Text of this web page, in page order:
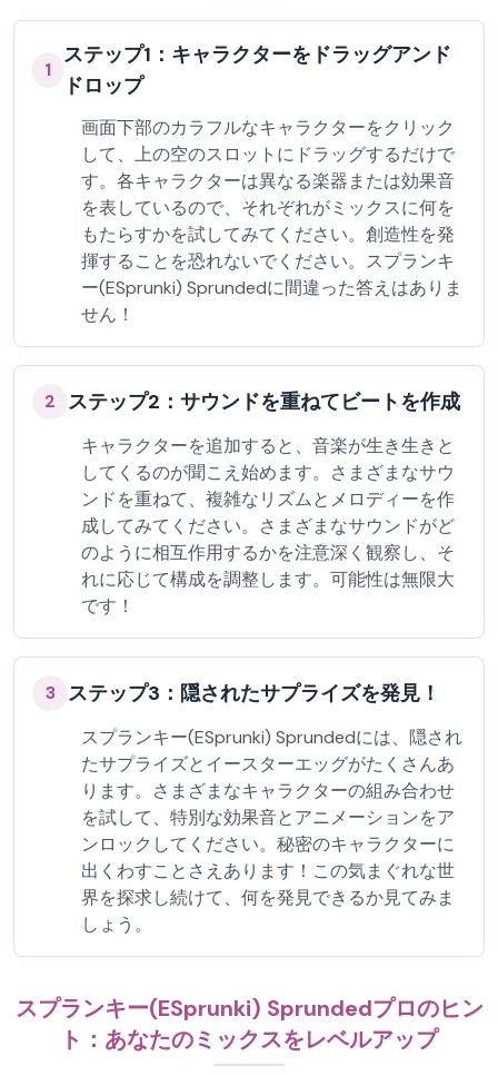
1
ステップ1：キャラクターをドラッグアンド
ドロップ
画面下部のカラフルなキャラクターをクリック
して、上の空のスロットにドラッグするだけで
す。各キャラクターは異なる楽器または効果音
を表しているので、それぞれがミックスに何を
もたらすかを試してみてください。創造性を発
揮することを恐れないでください。スプランキ
ー(ESprunki) Sprundedに間違った答えはありま
せん！
2 ステップ2：サウンドを重ねてビートを作成
キャラクターを追加すると、音楽が生き生きと
してくるのが聞こえ始めます。さまざまなサウ
ンドを重ねて、複雑なリズムとメロディーを作
成してみてください。さまざまなサウンドがど
のように相互作用するかを注意深く観察し、そ
れに応じて構成を調整します。可能性は無限大
です！
3 ステップ3：隠されたサプライズを発見！
スプランキー(ESprunki) Sprundedには、隠され
たサプライズとイースターエッグがたくさんあ
ります。さまざまなキャラクターの組み合わせ
を試して、特別な効果音とアニメーションをア
ンロックしてください。秘密のキャラクターに
出くわすことさえあります！この気まぐれな世
界を探求し続けて、何を発見できるか見てみま
しょう。
スプランキー(ESprunki) Sprundedプロのヒン
ト：あなたのミックスをレベルアップ